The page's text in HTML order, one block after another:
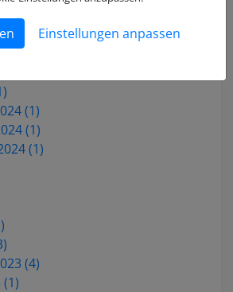
(3)
(1)
(1)
(1)
(4)
Einstellungen anpassen